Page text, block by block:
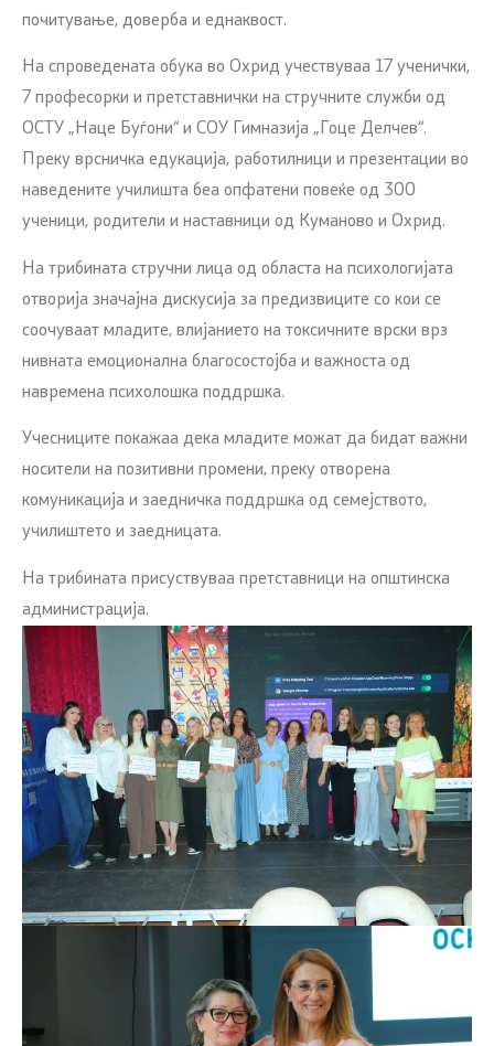
почитување, доверба и еднаквост.
На спроведената обука во Охрид учествуваа 17 ученички,
7 професорки и претставнички на стручните служби од
ОСТУ „Наце Буѓони“ и СОУ Гимназија „Гоце Делчев“.
Преку врсничка едукација, работилници и презентации во
наведените училишта беа опфатени повеќе од 300
ученици, родители и наставници од Куманово и Охрид.
На трибината стручни лица од областа на психологијата
отворија значајна дискусија за предизвиците со кои се
соочуваат младите, влијанието на токсичните врски врз
нивната емоционална благосостојба и важноста од
навремена психолошка поддршка.
Учесниците покажаа дека младите можат да бидат важни
носители на позитивни промени, преку отворена
комуникација и заедничка поддршка од семејството,
училиштето и заедницата.
На трибината присуствуваа претставници на општинска
администрација.